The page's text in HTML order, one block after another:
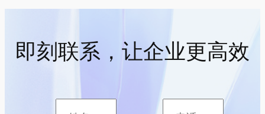
即刻联系，让企业更高效